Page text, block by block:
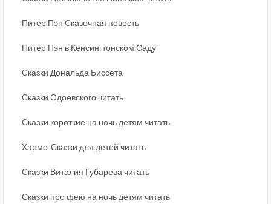
Питер Пэн Сказочная повесть
Питер Пэн в Кенсингтонском Саду
Сказки Дональда Биссета
Сказки Одоевского читать
Сказки короткие на ночь детям читать
Хармс. Сказки для детей читать
Сказки Виталия Губарева читать
Сказки про фею на ночь детям читать